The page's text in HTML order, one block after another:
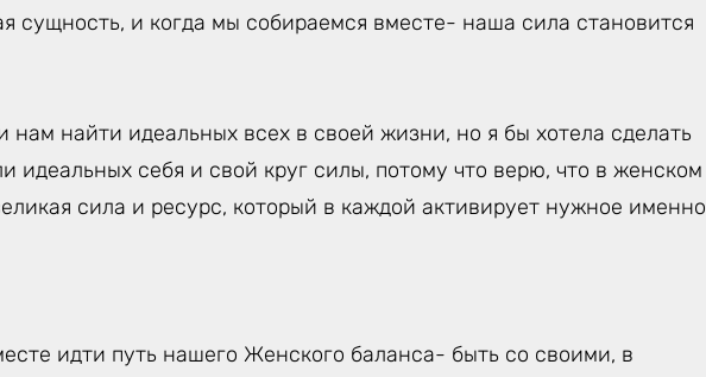
сущность, и когда мы собираемся вместе- наша сила становится
нам найти идеальных всех в своей жизни, но я бы хотела сделать
идеальных себя и свой круг силы, потому что верю, что в женском
сила и ресурс, который в каждой активирует нужное именно
идти путь нашего Женского баланса- быть со своими, в